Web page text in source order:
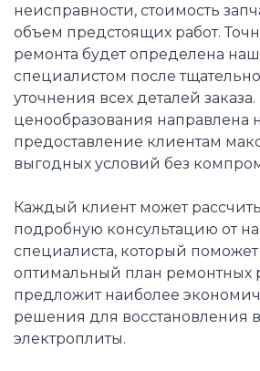
неисправности, стоимость
объем предстоящих работ.
ремонта будет определена
специалистом после
уточнения всех деталей
ценообразования направлена
предоставление клиентам
выгодных условий без
Каждый клиент может
подробную консультацию от
специалиста, который
оптимальный план ремонтных
предложит наиболее
решения для восстановления
электроплиты.